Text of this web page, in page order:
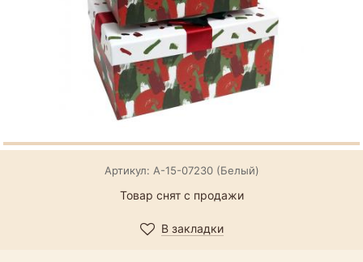
Артикул: А-15-07230 (Белый)
Товар снят с продажи
В закладки